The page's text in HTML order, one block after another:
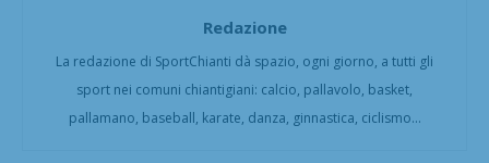
Redazione
La redazione di SportChianti dà spazio, ogni giorno, a tutti gli
sport nei comuni chiantigiani: calcio, pallavolo, basket,
pallamano, baseball, karate, danza, ginnastica, ciclismo...